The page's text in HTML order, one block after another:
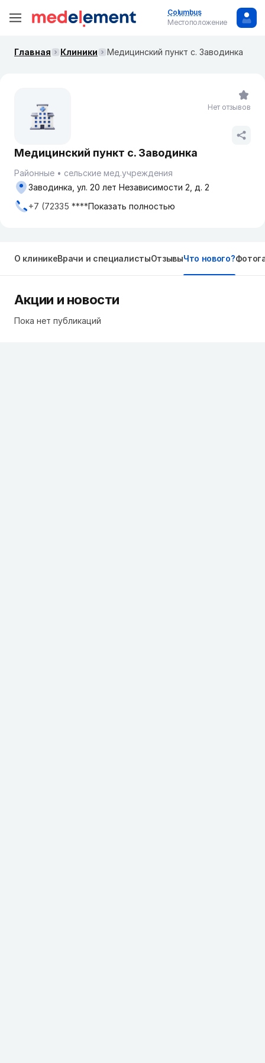
Columbus
Местоположение
Главная Клиники Медицинский пункт с. Заводинка
Медицинский пункт с. Заводинка
Районные
сельские мед.учреждения
Заводинка, ул. 20 лет Независимости 2, д. 2
+7 (72335 ****Показать полностью
Нет отзывов
О клиникеВрачи и специалистыОтзывыЧто нового?
Акции и новости
Пока нет публикаций